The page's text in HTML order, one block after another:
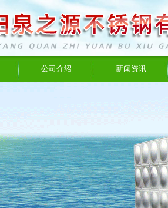
公司介绍 新闻资讯